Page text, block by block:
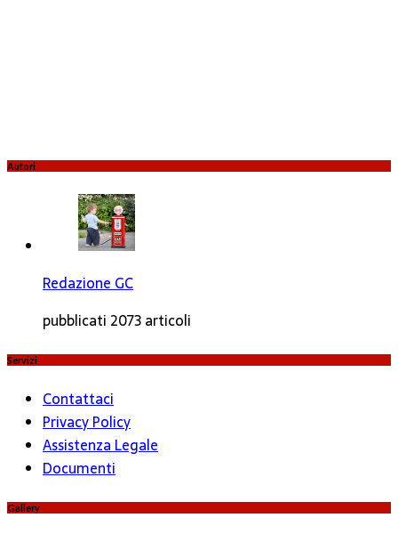
Autori
Redazione GC
pubblicati 2073 articoli
Servizi
Contattaci
Privacy Policy
Assistenza Legale
Documenti
Gallery